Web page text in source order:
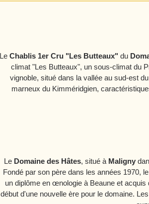
Le Chablis 1er Cru "Les Butteaux" du
climat "Les Butteaux", un sous-climat du
vignoble, situé dans la vallée au sud-est
marneux du Kimméridgien,
Le Domaine des Hâtes, situé à Maligny
Fondé par son père dans les années 1970,
un diplôme en œnologie à Beaune et
début d'une nouvelle ère pour le domaine.